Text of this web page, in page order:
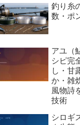
釣り糸
数・ポ
アユ（
シピ完
し・甘
か・雑
風物詩
技術
シロギ